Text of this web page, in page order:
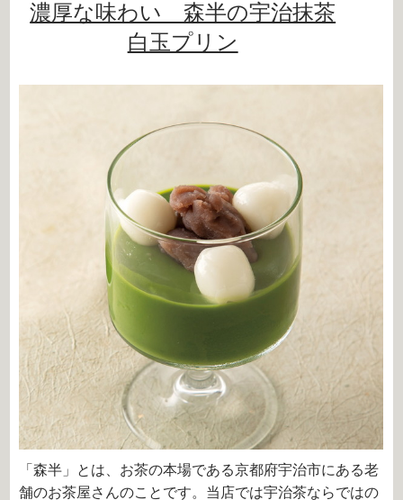
濃厚な味わい 森半の宇治抹茶
白玉プリン
「森半」とは、お茶の本場である京都府宇治市にある老
舗のお茶屋さんのことです。当店では宇治茶ならではの